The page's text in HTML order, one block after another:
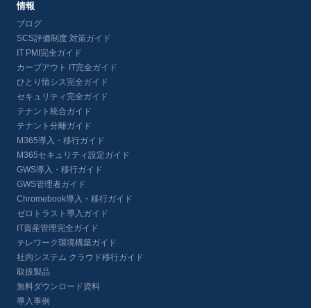
情報
ブログ
SCS評価制度 対策ガイド
IT PMI完全ガイド
カーブアウト IT完全ガイド
ひとり情シス完全ガイド
セキュリティ完全ガイド
テナント統合ガイド
テナント分離ガイド
M365導入・移行ガイド
M365セキュリティ設定ガイド
GWS導入・移行ガイド
GWS管理者ガイド
Chromebook導入・移行ガイド
ゼロトラスト導入ガイド
IT資産管理完全ガイド
テレワーク環境構築ガイド
社内システム クラウド移行ガイド
取扱製品
無料ダウンロード資料
導入事例